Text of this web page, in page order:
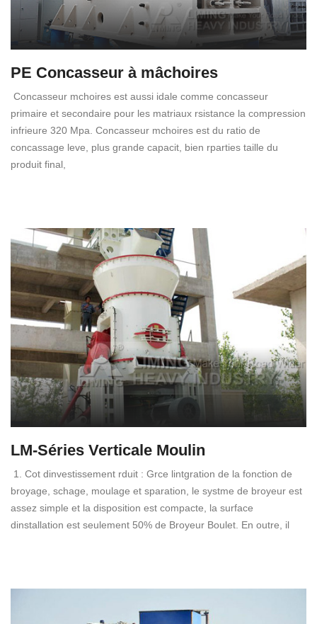
PE Concasseur à mâchoires
Concasseur mchoires est aussi idale comme concasseur
primaire et secondaire pour les matriaux rsistance la compression
infrieure 320 Mpa. Concasseur mchoires est du ratio de
concassage leve, plus grande capacit, bien rparties taille du
produit final,
LM-Séries Verticale Moulin
1. Cot dinvestissement rduit : Grce lintgration de la fonction de
broyage, schage, moulage et sparation, le systme de broyeur est
assez simple et la disposition est compacte, la surface
dinstallation est seulement 50% de Broyeur Boulet. En outre, il